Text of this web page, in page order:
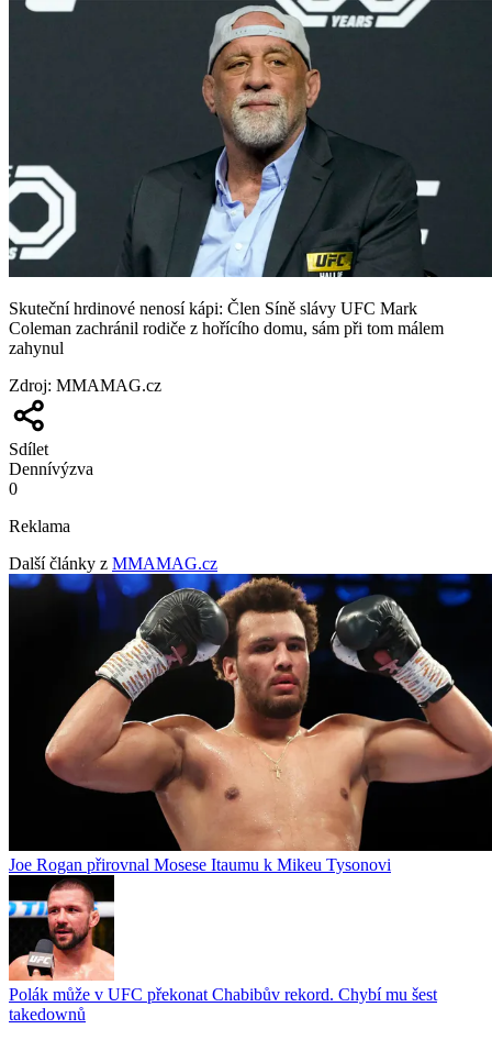
Skuteční hrdinové nenosí kápi: Člen Síně slávy UFC Mark
Coleman zachránil rodiče z hořícího domu, sám při tom málem
zahynul
Zdroj: MMAMAG.cz
Sdílet
Dennívýzva
0
Reklama
Další články z MMAMAG.cz
Joe Rogan přirovnal Mosese Itaumu k Mikeu Tysonovi
Polák může v UFC překonat Chabibův rekord. Chybí mu šest
takedownů